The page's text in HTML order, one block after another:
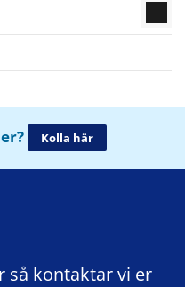
Kolla här
så kontaktar vi er